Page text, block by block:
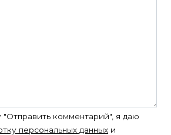
комментарий", я даю
персональных данных и